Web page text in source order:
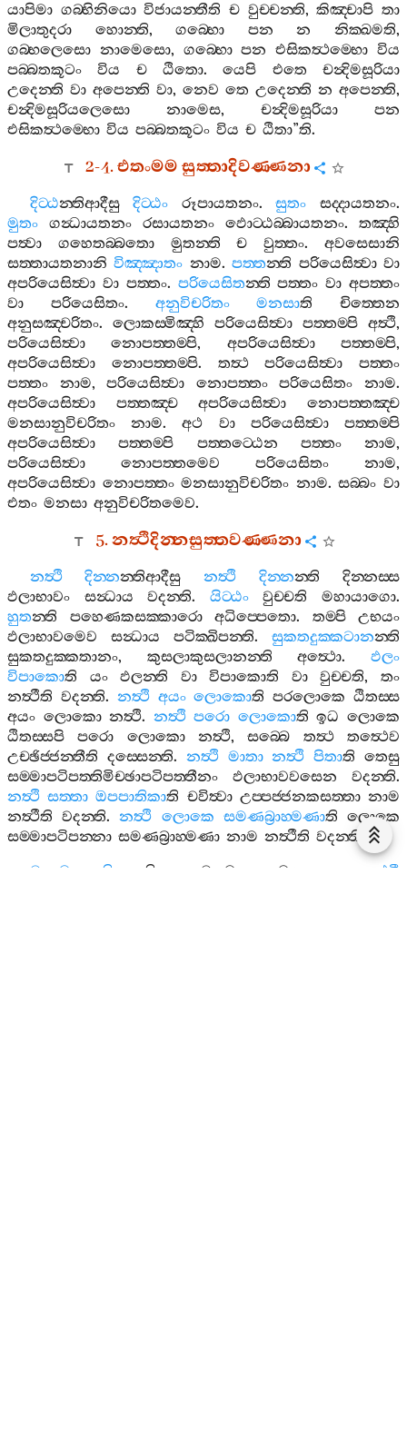
යාපිමා ගබ‍්භිනියො විජායන‍්තීති ච වුච‍්චන‍්ති,කිඤ‍්චාපි තා
මිලාතුදරා
හොන‍්ති,ගබ‍්භො පන න නික‍්ඛමති,
ගබ‍්භලෙසො නාමෙසො, ගබ‍්භො පන එසිකත්‍ථම‍්භො විය
පබ‍්බතකූටං
විය ච ඨිතො.යෙපි එතෙ
චන්‍දිමසූරියා
උදෙන‍්ති වා අපෙන‍්ති වා, නෙව තෙ උදෙන‍්ති න අපෙන‍්ති,
චන්‍දිමසූරියලෙසො
නාමෙස, චන්‍දිමසූරියා
පන
එසිකත්‍ථම‍්භො විය පබ‍්බතකූටං විය ච ඨිතා”ති.
2-4.එතංමමසුත‍්තාදිවණ‍්ණනා
දිට‍්ඨන‍්තිආදීසු දිට‍්ඨං රූපායතනං.සුතං සද‍්දායතනං.
මුතං
ගන්‍ධායතනං රසායතනං ඵොට‍්ඨබ‍්බායතනං. තඤ‍්හි
පත්‍වා
ගහෙතබ‍්බතො මුතන‍්ති ච වුත‍්තං.අවසෙසානි
සත‍්තායතනානි විඤ‍්ඤාතං නාම.පත‍්තන‍්ති පරියෙසිත්‍වා වා
අපරියෙසිත්‍වා වා පත‍්තං. පරියෙසිතන‍්ති පත‍්තං වා අපත‍්තං
වා
පරියෙසිතං. අනුවිචරිතං මනසාති
චිත‍්තෙන
අනුසඤ‍්චරිතං. ලොකස‍්මිඤ‍්හි පරියෙසිත්‍වා පත‍්තම‍්පි අත්‍ථි,
පරියෙසිත්‍වා
නොපත‍්තම‍්පි, අපරියෙසිත්‍වා පත‍්තම‍්පි,
අපරියෙසිත්‍වා
නොපත‍්තම‍්පි. තත්‍ථ පරියෙසිත්‍වා
පත‍්තං
පත‍්තං
නාම,පරියෙසිත්‍වා නොපත‍්තං පරියෙසිතං නාම.
අපරියෙසිත්‍වා
පත‍්තඤ‍්ච අපරියෙසිත්‍වා
නොපත‍්තඤ‍්ච
මනසානුවිචරිතං
නාම.අථ වා පරියෙසිත්‍වා
පත‍්තම‍්පි
අපරියෙසිත්‍වා
පත‍්තම‍්පි පත‍්තට‍්ඨෙන පත‍්තං නාම,
පරියෙසිත්‍වා
නොපත‍්තමෙව පරියෙසිතං නාම,
අපරියෙසිත්‍වා නොපත‍්තං මනසානුවිචරිතං නාම.සබ‍්බං වා
එතං මනසා අනුවිචරිතමෙව.
5.නත්‍ථිදින‍්නසුත‍්තවණ‍්ණනා
නත්‍ථි දින‍්නන‍්තිආදීසු නත්‍ථි දින‍්නන‍්ති
දින‍්නස‍්ස
ඵලාභාවං
සන්‍ධාය වදන‍්ති. යිට‍්ඨං වුච‍්චති මහායාගො.
හුතන‍්ති පහෙණකසක‍්කාරො අධිප‍්පෙතො. තම‍්පි
උභයං
ඵලාභාවමෙව
සන්‍ධාය පටික‍්ඛිපන‍්ති. සුකතදුක‍්කටානන‍්ති
සුකතදුක‍්කතානං, කුසලාකුසලානන‍්ති අත්‍ථො.ඵලං
විපාකොති යං ඵලන‍්ති වා විපාකොති වා වුච‍්චති,තං
නත්‍ථීති වදන‍්ති. නත්‍ථි අයං ලොකොති පරලොකෙ ඨිතස‍්ස
අයං ලොකො නත්‍ථි. නත්‍ථි පරො ලොකොති ඉධ ලොකෙ
ඨිතස‍්සපි
පරො ලොකො නත්‍ථි,සබ‍්බෙ තත්‍ථ
තත්‍ථෙව
උච‍්ඡිජ‍්ජන‍්තීති දස‍්සෙන‍්ති. නත්‍ථි මාතා නත්‍ථි පිතාති තෙසු
සම‍්මාපටිපත‍්තිමිච‍්ඡාපටිපත‍්තීනං
ඵලාභාවවසෙන වදන‍්ති.
නත්‍ථි සත‍්තා ඔපපාතිකාති චවිත්‍වා උප‍්පජ‍්ජනකසත‍්තා නාම
නත්‍ථීති වදන‍්ති.නත්‍ථි ලොකෙ සමණබ්‍රාහ‍්මණාති ලොකෙ
සම‍්මාපටිපන‍්නා සමණබ්‍රාහ‍්මණා නාම නත්‍ථීති වදන‍්ති
චාතුමහාභූතිකො
ති චතුමහාභූතමයො
පථවී